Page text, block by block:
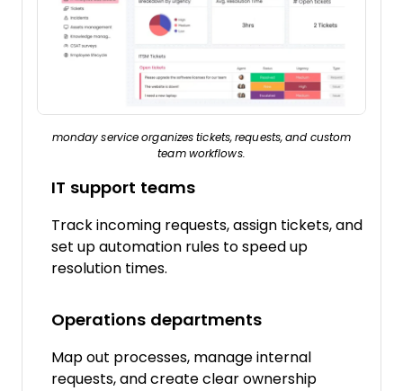
monday service organizes tickets, requests, and custom
team workflows.
IT support teams
Track incoming requests, assign tickets, and
set up automation rules to speed up
resolution times.
Operations departments
Map out processes, manage internal
requests, and create clear ownership